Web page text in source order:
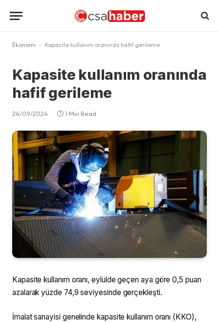
Ekonomi - Kapasite kullanım oranında hafif gerileme
Kapasite kullanım oranında
hafif gerileme
24/09/2024 1 Min Read
Kapasite kullanım oranı, eylülde geçen aya göre 0,5 puan
azalarak yüzde 74,9 seviyesinde gerçekleşti.
İmalat sanayisi genelinde kapasite kullanım oranı (KKO),